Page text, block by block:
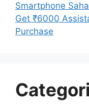
Smartphone
Get ₹6000
Purchase